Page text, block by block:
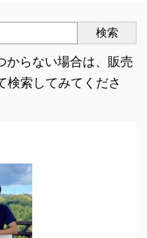
検索
らない場合は、販売
検索してみてくださ